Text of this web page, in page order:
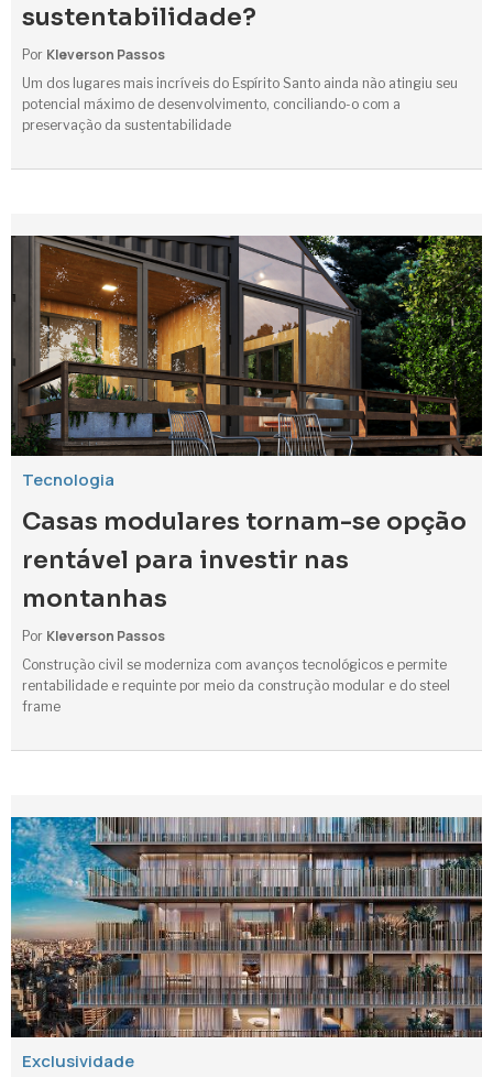
sustentabilidade?
Por Kleverson Passos
Um dos lugares mais incríveis do Espírito Santo ainda não atingiu seu
potencial máximo de desenvolvimento, conciliando-o com a
preservação da sustentabilidade
Tecnologia
Casas modulares tornam-se opção
rentável para investir nas
montanhas
Por Kleverson Passos
Construção civil se moderniza com avanços tecnológicos e permite
rentabilidade e requinte por meio da construção modular e do steel
frame
Exclusividade